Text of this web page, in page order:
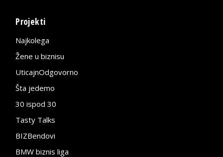
Projekti
Najkolega
Žene u biznisu
UticajnOdgovorno
Šta jedemo
30 ispod 30
Tasty Talks
BIZBendovi
BMW biznis liga